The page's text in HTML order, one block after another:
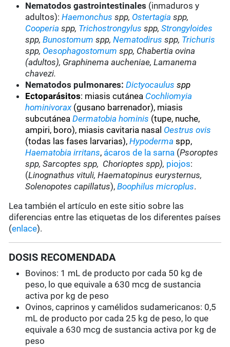
Nematodos gastrointestinales (inmaduros y
adultos):Haemonchus spp, Ostertagia spp,
Cooperia spp, Trichostrongylus spp,Strongyloides
spp,Bunostomum spp,Nematodirus spp, Trichuris
spp, Oesophagostomum spp, Chabertia ovina
(adultos), Graphinema aucheniae, Lamanema
chavezi.
Nematodos pulmonares:Dictyocaulus spp
Ectoparásitos: miasis cutánea Cochliomyia
hominivorax(gusano barrenador), miasis
subcutáneaDermatobia hominis (tupe, nuche,
ampiri, boro), miasis cavitaria nasal Oestrus ovis
(todas las fases larvarias),Hypoderma spp,
Haematobia irritans, ácaros de la sarna (Psoroptes
spp, Sarcoptes spp, Chorioptes spp), piojos:
(Linognathus vituli, Haematopinus eurysternus,
Solenopotes capillatus),Boophilus microplus.
Lea también el artículo en este sitio sobre las
diferencias entre las etiquetas de los diferentes países
(enlace).
DOSIS RECOMENDADA
Bovinos: 1 mL de producto por cada 50 kg de
peso, lo que equivale a 630 mcg de sustancia
activa por kg de peso
Ovinos, caprinos y camélidos sudamericanos: 0,5
mL de producto por cada 25 kg de peso, lo que
equivale a 630 mcg de sustancia activa por kg de
peso